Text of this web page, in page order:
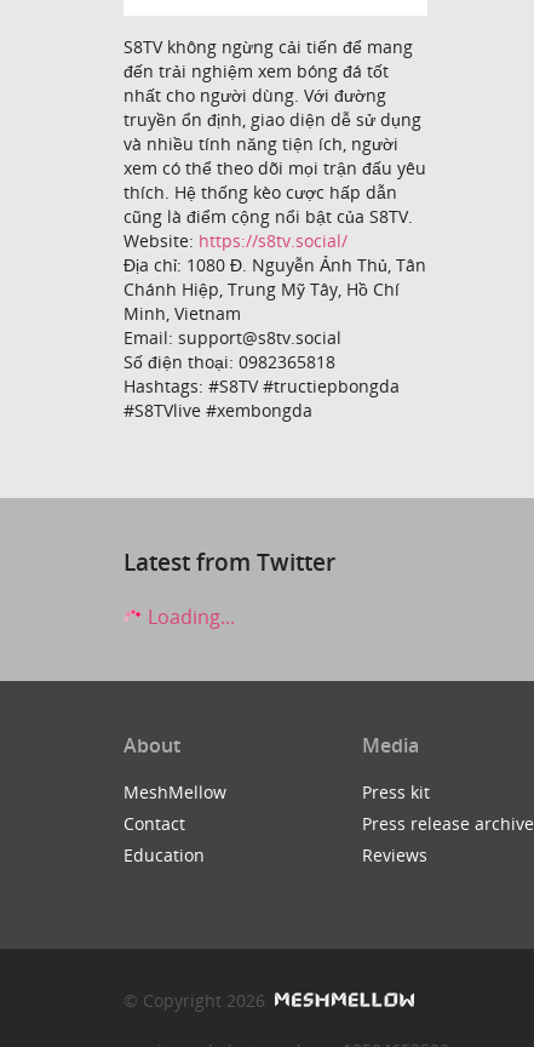
S8TV không ngừng cải tiến để mang
đến trải nghiệm xem bóng đá tốt
nhất cho người dùng. Với đường
truyền ổn định, giao diện dễ sử dụng
và nhiều tính năng tiện ích, người
xem có thể theo dõi mọi trận đấu yêu
thích. Hệ thống kèo cược hấp dẫn
cũng là điểm cộng nổi bật của S8TV.
Website: https://s8tv.social/
Địa chỉ: 1080 Đ. Nguyễn Ảnh Thủ, Tân
Chánh Hiệp, Trung Mỹ Tây, Hồ Chí
Minh, Vietnam
Email: support@s8tv.social
Số điện thoại: 0982365818
Hashtags: #S8TV #tructiepbongda
#S8TVlive #xembongda
Latest from Twitter
Loading...
About
MeshMellow
Contact
Education
Media
Press kit
Press release archive
Reviews
© Copyright 2026